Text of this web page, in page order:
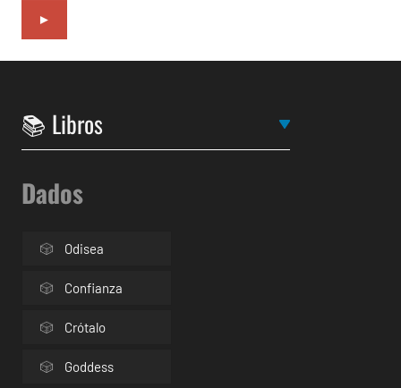
►
Dados
Odisea
Confianza
Crótalo
Goddess